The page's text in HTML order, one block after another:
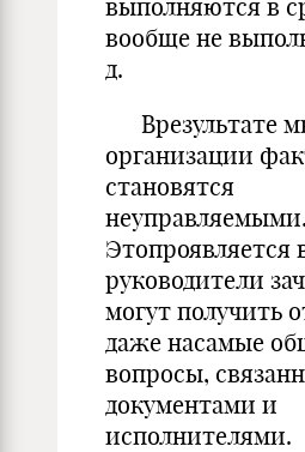
выполняются в
вообще не
д.
Врезультате
организации
становятся
неуправляемыми.
Этопроявляется
руководители
могут получить
даже насамые
вопросы,
документами и
исполнителями.